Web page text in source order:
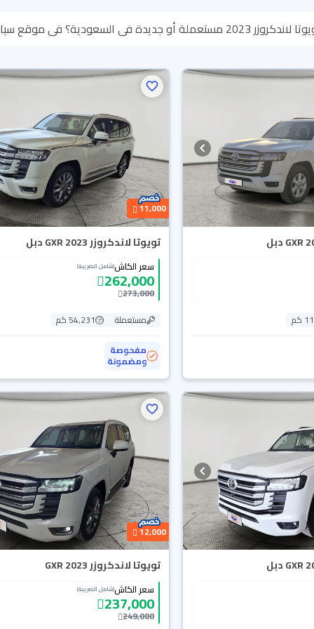
بنوفر لك كل الخيارات، تقدر تتصفح الموديلات وتختار
باب بيتك.
11,000
تويوتا لاندكروزر GXR 2023 دبل
سعر الكاش(شامل الضريبة)
262,000
273,000
مستعملة
54,231 كم
مفحوصة
ومضمونة
12,000
تويوتا لاندكروزر GXR 2023
سعر الكاش(شامل الضريبة)
237,000
249,000